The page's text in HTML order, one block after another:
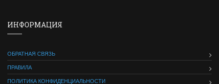
ИНФОРМАЦИЯ
ОБРАТНАЯ СВЯЗЬ
ПРАВИЛА
ПОЛИТИКА КОНФИДЕНЦИАЛЬНОСТИ